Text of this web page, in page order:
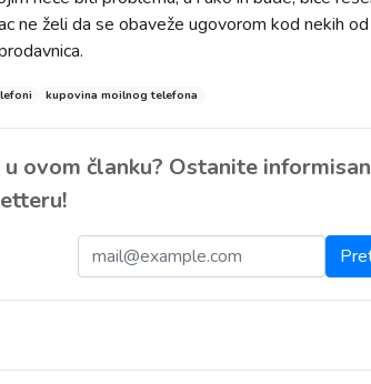
ne želi da se obaveže ugovorom kod nekih
kupovina moilnog telefona
ovom članku? Ostanite